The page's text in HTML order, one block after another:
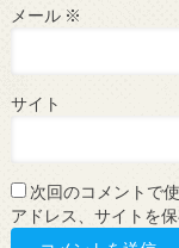
メール ※
サイト
次回のコメントで
アドレス、サイトを保